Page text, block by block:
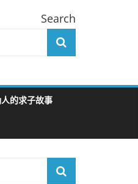
Search
的求子故事